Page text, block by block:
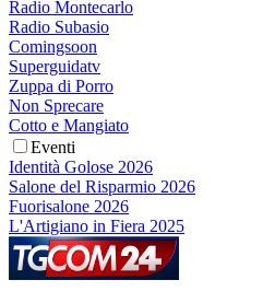
Radio Montecarlo
Radio Subasio
Comingsoon
Superguidatv
Zuppa di Porro
Non Sprecare
Cotto e Mangiato
Eventi
Identità Golose 2026
Salone del Risparmio 2026
Fuorisalone 2026
L'Artigiano in Fiera 2025